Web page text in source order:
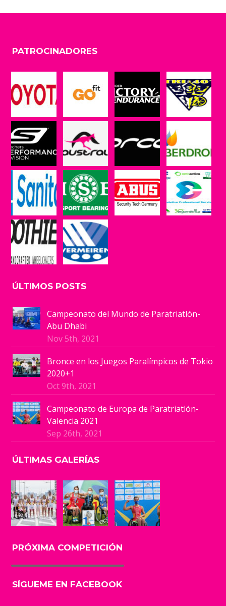
PATROCINADORES
ÚLTIMOS POSTS
Campeonato del Mundo de Paratriatlón-
Abu Dhabi
Nov 5th, 2021
Bronce en los Juegos Paralímpicos de Tokio
2020+1
Oct 9th, 2021
Campeonato de Europa de Paratriatlón-
Valencia 2021
Sep 26th, 2021
ÚLTIMAS GALERÍAS
PRÓXIMA COMPETICIÓN
SÍGUEME EN FACEBOOK